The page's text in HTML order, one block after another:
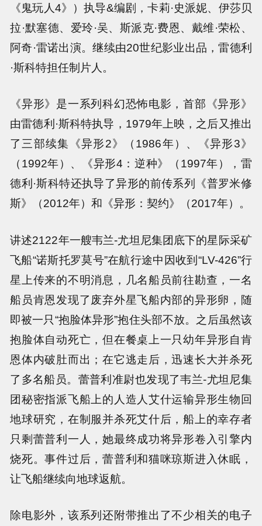
《鬼玩人4》）执导&编剧，卡莉·史派妮、伊莎贝
拉·默塞德、爱玲·吴、斯派克·费恩、戴维·荣松、
阿奇·雷诺出演。继续由20世纪影业出品，雷德利
·斯科特担任制片人。
《异形》是一系列科幻恐怖电影，首部《异形》
由雷德利·斯科特执导，1979年上映，之后又推出
了三部续集《异形2》（1986年）、《异形3》
（1992年）、《异形4：逆种》（1997年），雷
德利·斯科特还执导了异形的前传系列《普罗米修
斯》（2012年）和《异形：契约》（2017年）。
讲述2122年一艘韦兰-尤坦尼集团底下的星际采矿
飞船“诺斯托罗莫号”在航行途中因收到“LV-426”行
星上传来的不明消息，几名船员前往勘查，一名
船员肯恩发现了废弃外星飞船内部的异形卵，随
即被一只“抱脸体异形”抱住头部不放。之后虽然该
抱脸体自动死亡，但在餐桌上一只幼年异形自肯
恩体内破肚而出；在它逃走后，迅速长大并杀死
了多名船员。蕾普利准尉也发现了韦兰-尤坦尼集
团秘密指派飞船上的人造人艾什运输异形生物回
地球研究，在制服并杀死艾什后，船上的幸存者
只剩蕾普利一人，她最终成功将异形卷入引擎内
烧死。事件过后，蕾普利和猫咪琼斯进入休眠，
让飞船继续向地球返航。
除电影外，该系列还附带推出了不少相关的电子